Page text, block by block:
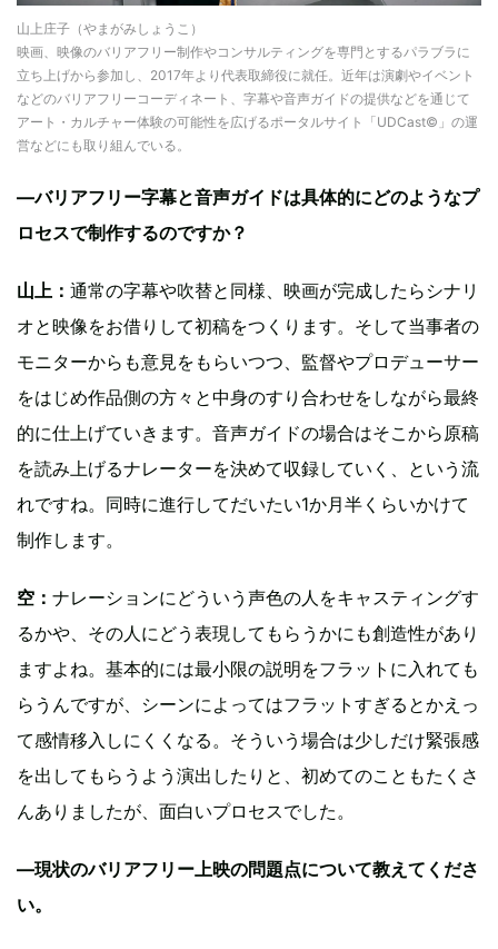
山上庄子（やまがみしょうこ）
映画、映像のバリアフリー制作やコンサルティングを専門とするパラブラに
立ち上げから参加し、2017年より代表取締役に就任。近年は演劇やイベント
などのバリアフリーコーディネート、字幕や音声ガイドの提供などを通じて
アート・カルチャー体験の可能性を広げるポータルサイト「UDCast©」の運
営などにも取り組んでいる。
—バリアフリー字幕と音声ガイドは具体的にどのようなプ
ロセスで制作するのですか？
山上： 通常の字幕や吹替と同様、映画が完成したらシナリ
オと映像をお借りして初稿をつくります。そして当事者の
モニターからも意見をもらいつつ、監督やプロデューサー
をはじめ作品側の方々と中身のすり合わせをしながら最終
的に仕上げていきます。音声ガイドの場合はそこから原稿
を読み上げるナレーターを決めて収録していく、という流
れですね。同時に進行してだいたい1か月半くらいかけて
制作します。
空： ナレーションにどういう声色の人をキャスティングす
るかや、その人にどう表現してもらうかにも創造性があり
ますよね。基本的には最小限の説明をフラットに入れても
らうんですが、シーンによってはフラットすぎるとかえっ
て感情移入しにくくなる。そういう場合は少しだけ緊張感
を出してもらうよう演出したりと、初めてのこともたくさ
んありましたが、面白いプロセスでした。
—現状のバリアフリー上映の問題点について教えてくださ
い。